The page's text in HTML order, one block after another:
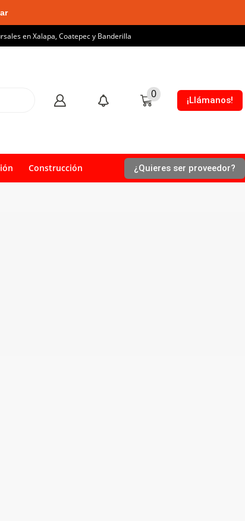
en Xalapa, Coatepec y Banderilla
0 ¡Llámanos!
Construcción ¿Quieres ser proveedor?